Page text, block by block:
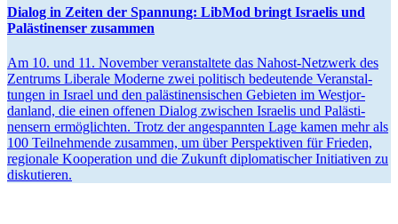
Dialog in Zeiten der Spannung: LibMod bringt Israelis und
Paläs­ti­nenser zusammen
Am 10. und 11. November veran­staltete das Nahost-Netzwerk des
Zentrums Liberale Moderne zwei politisch bedeu­tende Veran­stal­
tungen in Israel und den paläs­ti­nen­si­schen Gebieten im Westjor­
danland, die einen offenen Dialog zwischen Israelis und Paläs­ti­
nensern ermög­lichten. Trotz der angespannten Lage kamen mehr als
100 Teilneh­mende zusammen, um über Perspek­tiven für Frieden,
regionale Koope­ration und die Zukunft diplo­ma­ti­scher Initia­tiven zu
diskutieren.